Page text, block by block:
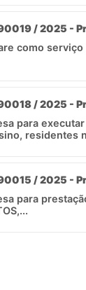
/ 2025 -
como
/ 2025 -
para
residentes
/ 2025 -
para